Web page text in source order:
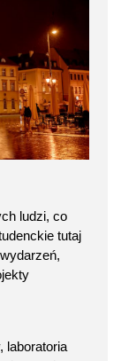
ludzi, co
tutaj
laboratoria